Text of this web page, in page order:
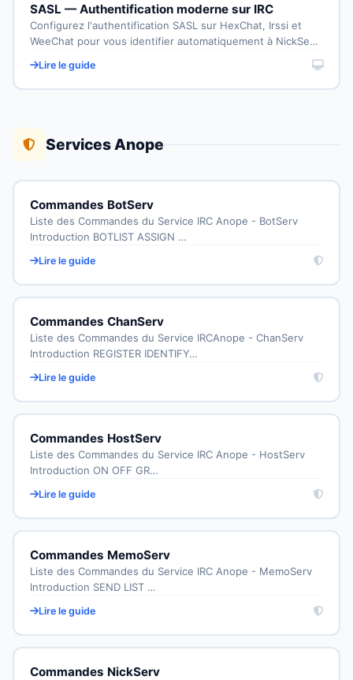
SASL — Authentification moderne sur IRC
Configurez l'authentification SASL sur HexChat, Irssi et
WeeChat pour vous identifier automatiquement à NickSe…
Lire le guide
Services Anope
Commandes BotServ
Liste des Commandes du Service IRC Anope - BotServ
Introduction BOTLIST ASSIGN …
Lire le guide
Commandes ChanServ
Liste des Commandes du Service IRCAnope - ChanServ
Introduction REGISTER IDENTIFY…
Lire le guide
Commandes HostServ
Liste des Commandes du Service IRC Anope - HostServ
Introduction ON OFF GR…
Lire le guide
Commandes MemoServ
Liste des Commandes du Service IRC Anope - MemoServ
Introduction SEND LIST …
Lire le guide
Commandes NickServ